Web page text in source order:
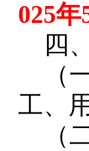
025年
四
（
工、
（